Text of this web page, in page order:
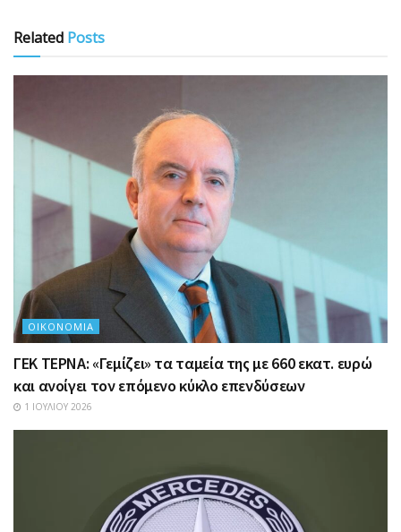
Related Posts
ΟΙΚΟΝΟΜΊΑ
ΓΕΚ ΤΕΡΝΑ: «Γεμίζει» τα ταμεία της με 660 εκατ. ευρώ
και ανοίγει τον επόμενο κύκλο επενδύσεων
1 ΙΟΥΛΊΟΥ 2026